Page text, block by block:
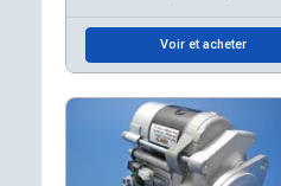
Voir et acheter